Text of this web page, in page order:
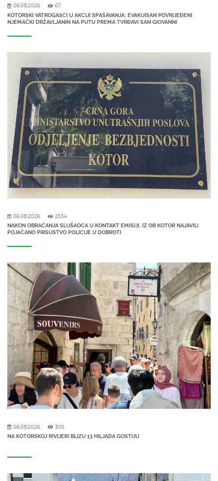
06.08.2026 67
KOTORSKI VATROGASCI U AKCIJI SPAŠAVANJA: EVAKUISAN POVRIJEĐENI
NJEMAČKI DRŽAVLJANIN NA PUTU PREMA TVRĐAVI SAN GIOVANNI
06.08.2026 2534
NAKON OBRAĆANJA SLUŠAOCA U KONTAKT EMISIJI, IZ OB KOTOR NAJAVILI
POJAČANO PRISUSTVO POLICIJE U DOBROTI
06.08.2026 305
NA KOTORSKOJ RIVIJERI BLIZU 13 HILJADA GOSTIJU